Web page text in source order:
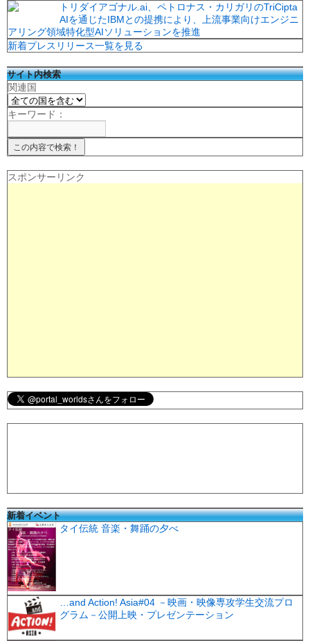
トリダイアゴナル.ai、ペトロナス・カリガリのTriCipta
AIを通じたIBMとの提携により、上流事業向けエンジニ
アリング領域特化型AIソリューションを推進
新着プレスリリース一覧を見る
サイト内検索
関連国
キーワード：
スポンサーリンク
新着イベント
タイ伝統 音楽・舞踊の夕べ
…and Action! Asia#04 －映画・映像専攻学生交流プロ
グラム－公開上映・プレゼンテーション